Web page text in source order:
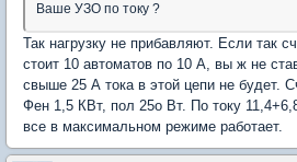
Ваше УЗО по току ?
Так нагрузку не прибавляют. Если так
стоит 10 автоматов по 10 А, вы ж не
свыше 25 А тока в этой цепи не будет.
Фен 1,5 КВт, пол 25о Вт. По току
все в максимальном режиме работает.